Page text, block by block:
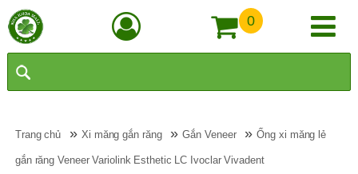
0
Trang chủ »Xi măng gắn răng »Gắn Veneer »Ống xi măng lẻ
gắn răng Veneer Variolink Esthetic LC Ivoclar Vivadent